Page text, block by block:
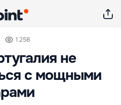
1 258
не
с мощными